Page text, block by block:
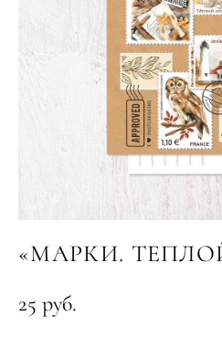
«МАРКИ.
25 pуб.